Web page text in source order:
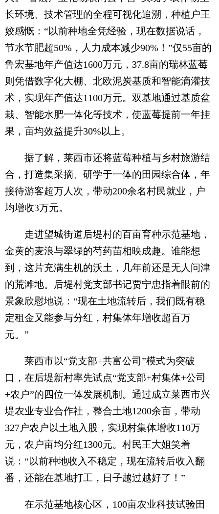
长环境、技术管理的全程可视化追溯，种植户王
姣感慨：“以前种地全凭经验，现在数据说话，
节水节肥超50%，人力成本减少90%！”仅55亩的
鲁宏基地年产值达1600万元，37.8亩的瑞林蓝莓
则凭借数字化大棚、北欧泥炭基质和智能滴灌技
术，实现年产值达1100万元。双基地通过基质盆
栽、智能水肥一体化等技术，使蓝莓提前一年挂
果，亩均效益提升30%以上。
据了解，莱西市还将蓝莓种植与乡村旅游结
合，打造集采摘、研学于一体的田园综合体，年
接待游客超万人次，带动200余名村民就业，户
均增收3万元。
走进望城街道后堤村的百亩育种示范基地，
金黄的麦浪与翠绿的芍药苗相映成趣。谁能想
到，这片充满生机的沃土，几年前还是无人问津
的荒滩地。后堤村党支部书记贾宁忠指着眼前的
景象欣慰地说：“现在土地流转后，我们既有稳
定租金又能参与分红，村集体年增收超百万
元。”
莱西市以“党支部+共富公司”模式为突破
口，在后堤新村率先试点“党支部+村集体+公司
+农户”的四位一体发展机制。通过成立莱西市兴
堤农业专业合作社，整合土地1200余亩，带动
327户农户以土地入股，实现村集体增收110万
元，农户亩均分红1300元。村民王大姐笑着
说：“以前种地收入不稳定，现在流转后收入翻
番，还能在基地打工，日子越过越好了！”
在示范基地核心区，100亩农业科技试验田